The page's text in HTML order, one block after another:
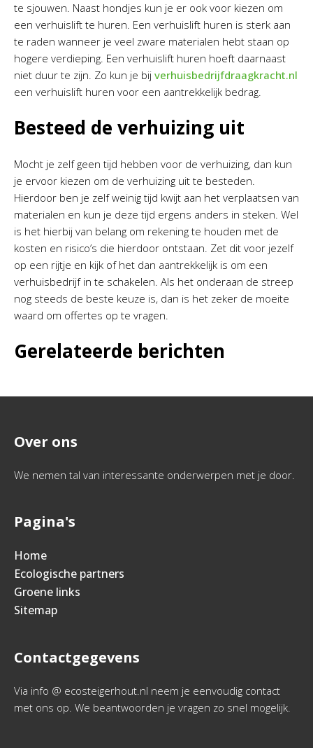
te sjouwen. Naast hondjes kun je er ook voor kiezen om
een verhuislift te huren. Een verhuislift huren is sterk aan
te raden wanneer je veel zware materialen hebt staan op
hogere verdieping. Een verhuislift huren hoeft daarnaast
niet duur te zijn. Zo kun je bij verhuisbedrijfdraagkracht.nl
een verhuislift huren voor een aantrekkelijk bedrag.
Besteed de verhuizing uit
Mocht je zelf geen tijd hebben voor de verhuizing, dan kun
je ervoor kiezen om de verhuizing uit te besteden.
Hierdoor ben je zelf weinig tijd kwijt aan het verplaatsen van
materialen en kun je deze tijd ergens anders in steken. Wel
is het hierbij van belang om rekening te houden met de
kosten en risico’s die hierdoor ontstaan. Zet dit voor jezelf
op een rijtje en kijk of het dan aantrekkelijk is om een
verhuisbedrijf in te schakelen. Als het onderaan de streep
nog steeds de beste keuze is, dan is het zeker de moeite
waard om offertes op te vragen.
Gerelateerde berichten
Over ons
We nemen tal van interessante onderwerpen met je door.
Pagina's
Home
Ecologische partners
Groene links
Sitemap
Contactgegevens
Via info @ ecosteigerhout.nl neem je eenvoudig contact
met ons op. We beantwoorden je vragen zo snel mogelijk.